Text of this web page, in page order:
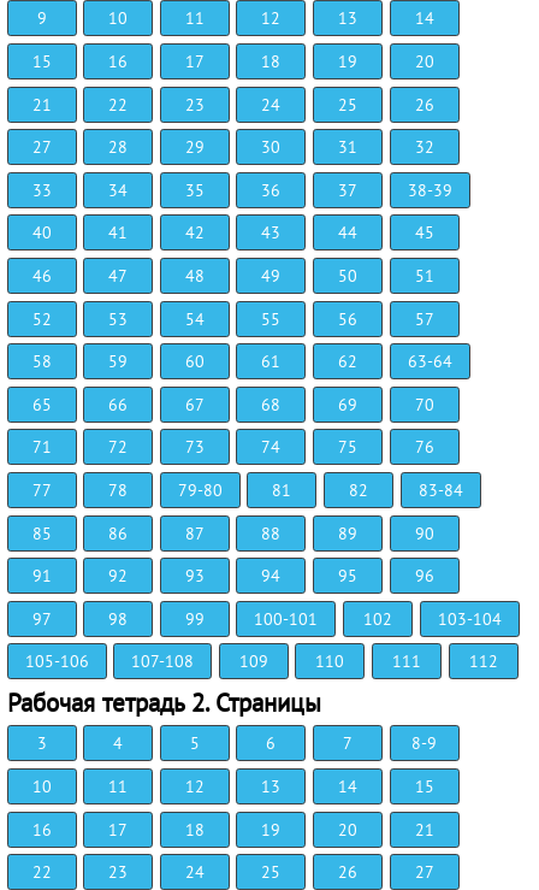
9
10 11 12 13
14
15
16 17 18 19
20
21
22 23 24 25
26
27
28 29 30 31
32
33
34 35 36 37
38-39
40
41 42 43 44
45
46
47 48 49 50
51
52
53 54 55 56
57
58
59 60 61 62
63-64
65
66 67 68 69
70
71
72 73 74 75
76
77
78 79-80 81 82
83-84
85
86 87 88 89
90
91
92 93 94 95
96
97
98 99 100-101 102
103-104
105-106
107-108 109 110 111 112
Рабочая тетрадь 2. Страницы
3 4 5 6 7
8-9
10
11 12 13 14
15
16
17 18 19 20
21
22
23 24 25 26
27